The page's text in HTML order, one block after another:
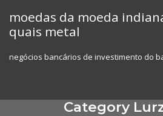
content
moedas da moeda
quais metal
negócios bancários de investimento do
Category